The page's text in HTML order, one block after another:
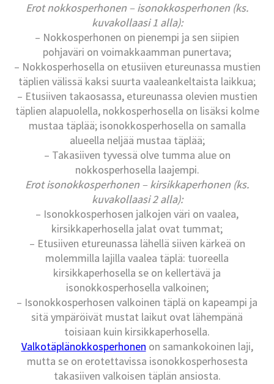
Erot nokkosperhonen – isonokkosperhonen (ks.
kuvakollaasi 1 alla):
– Nokkosperhonen on pienempi ja sen siipien
pohjaväri on voimakkaamman punertava;
– Nokkosperhosella on etusiiven etureunassa mustien
täplien välissä kaksi suurta vaaleankeltaista laikkua;
– Etusiiven takaosassa, etureunassa olevien mustien
täplien alapuolella, nokkosperhosella on lisäksi kolme
mustaa täplää; isonokkosperhosella on samalla
alueella neljää mustaa täplää;
– Takasiiven tyvessä olve tumma alue on
nokkosperhosella laajempi.
Erot isonokkosperhonen – kirsikkaperhonen (ks.
kuvakollaasi 2 alla):
– Isonokkosperhosen jalkojen väri on vaalea,
kirsikkaperhosella jalat ovat tummat;
– Etusiiven etureunassa lähellä siiven kärkeä on
molemmilla lajilla vaalea täplä: tuoreella
kirsikkaperhosella se on kellertävä ja
isonokkosperhosella valkoinen;
– Isonokkosperhosen valkoinen täplä on kapeampi ja
sitä ympäröivät mustat laikut ovat lähempänä
toisiaan kuin kirsikkaperhosella.
Valkotäplänokkosperhonen on samankokoinen laji,
mutta se on erotettavissa isonokkosperhosesta
takasiiven valkoisen täplän ansiosta.